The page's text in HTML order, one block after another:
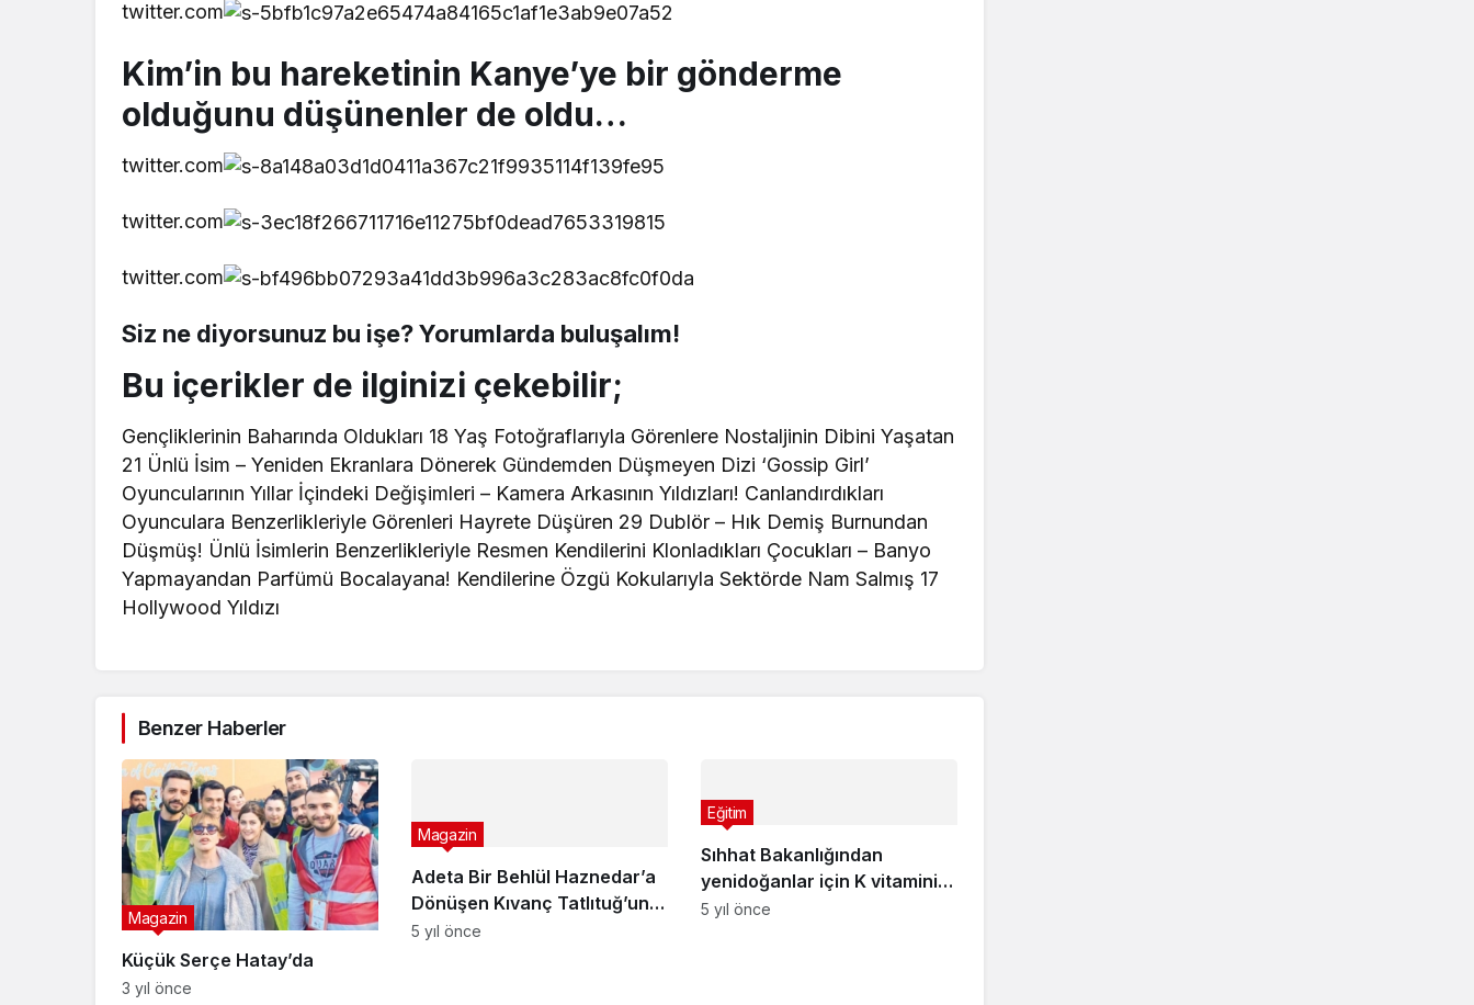
twitter.com
Kim’in bu hareketinin Kanye’ye bir gönderme
olduğunu düşünenler de oldu…
twitter.com
twitter.com
twitter.com
Siz ne diyorsunuz bu işe? Yorumlarda buluşalım!
Bu içerikler de ilginizi çekebilir;
Gençliklerinin Baharında Oldukları 18 Yaş Fotoğraflarıyla Görenlere Nostaljinin Dibini Yaşatan
21 Ünlü İsim – Yeniden Ekranlara Dönerek Gündemden Düşmeyen Dizi ‘Gossip Girl’
Oyuncularının Yıllar İçindeki Değişimleri – Kamera Arkasının Yıldızları! Canlandırdıkları
Oyunculara Benzerlikleriyle Görenleri Hayrete Düşüren 29 Dublör – Hık Demiş Burnundan
Düşmüş! Ünlü İsimlerin Benzerlikleriyle Resmen Kendilerini Klonladıkları Çocukları – Banyo
Yapmayandan Parfümü Bocalayana! Kendilerine Özgü Kokularıyla Sektörde Nam Salmış 17
Hollywood Yıldızı
Benzer Haberler
Küçük Serçe Hatay’da
Magazin
3 yıl önce
Adeta Bir Behlül Haznedar’a
Dönüşen Kıvanç Tatlıtuğ’un
Son Paylaşımı Ortalığı Yine
Magazin
5 yıl önce
Sıhhat Bakanlığından
yenidoğanlar için K vitamini
genelgesi
Eğitim
5 yıl önce